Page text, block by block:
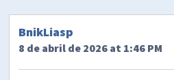
BnikLiasp
8 de abril de 2026 at 1:46 PM